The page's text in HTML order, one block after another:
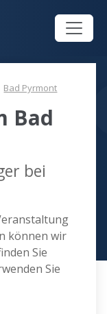
Bad Pyrmont
Bad
bei
können wir
Sie
Sie